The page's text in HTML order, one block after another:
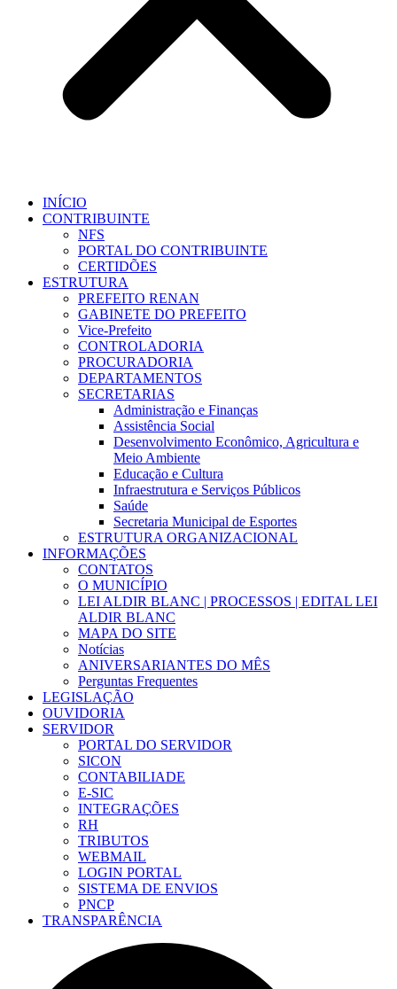
INÍCIO
CONTRIBUINTE
NFS
PORTAL DO CONTRIBUINTE
CERTIDÕES
ESTRUTURA
PREFEITO RENAN
GABINETE DO PREFEITO
Vice-Prefeito
CONTROLADORIA
PROCURADORIA
DEPARTAMENTOS
SECRETARIAS
Administração e Finanças
Assistência Social
Desenvolvimento Econômico, Agricultura e
Meio Ambiente
Educação e Cultura
Infraestrutura e Serviços Públicos
Saúde
Secretaria Municipal de Esportes
ESTRUTURA ORGANIZACIONAL
INFORMAÇÕES
CONTATOS
O MUNICÍPIO
LEI ALDIR BLANC | PROCESSOS | EDITAL LEI
ALDIR BLANC
MAPA DO SITE
Notícias
ANIVERSARIANTES DO MÊS
Perguntas Frequentes
LEGISLAÇÃO
OUVIDORIA
SERVIDOR
PORTAL DO SERVIDOR
SICON
CONTABILIADE
E-SIC
INTEGRAÇÕES
RH
TRIBUTOS
WEBMAIL
LOGIN PORTAL
SISTEMA DE ENVIOS
PNCP
TRANSPARÊNCIA